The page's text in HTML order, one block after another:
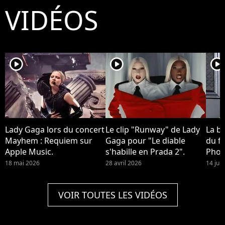
VIDÉOS
player2
Lady Gaga lors du concert
Mayhem : Requiem sur
Apple Music.
18 mai 2026
player2
Le clip "Runway" de Lady
Gaga pour "Le diable
s'habille en Prada 2".
28 avril 2026
player2
La
du
14
VOIR TOUTES LES VIDÉOS